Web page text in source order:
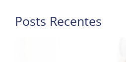
Posts Recentes